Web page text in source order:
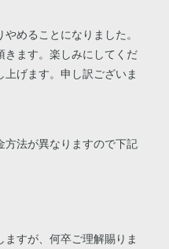
めることになりました。
ます。楽しみにしてくだ
げます。申し訳ございま
方法が異なりますので下記
すが、何卒ご理解賜りま